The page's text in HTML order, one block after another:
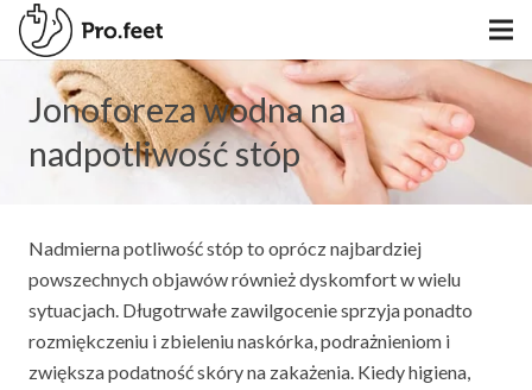
Jonoforeza wodna na
nadpotliwość stóp
Nadmierna potliwość stóp to oprócz najbardziej
powszechnych objawów również dyskomfort w wielu
sytuacjach. Długotrwałe zawilgocenie sprzyja ponadto
rozmiękczeniu i zbieleniu naskórka, podrażnieniom i
zwiększa podatność skóry na zakażenia. Kiedy higiena,